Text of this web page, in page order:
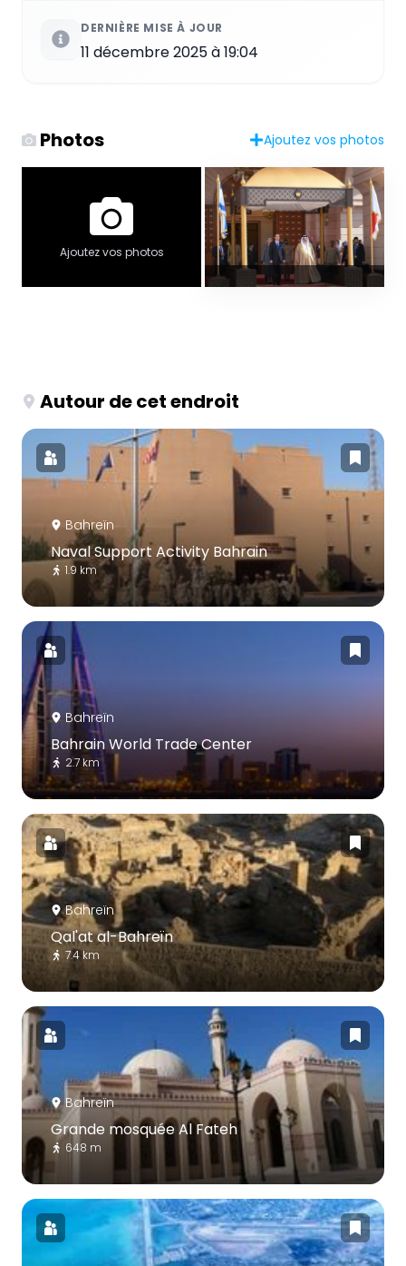
DERNIÈRE MISE À JOUR
11 décembre 2025 à 19:04
Photos Ajoutez vos photos
Ajoutez vos photos
Autour de cet endroit
Bahreïn
Naval Support Activity Bahrain
1.9 km
Bahreïn
Bahrain World Trade Center
2.7 km
Bahreïn
Qal'at al-Bahreïn
7.4 km
Bahreïn
Grande mosquée Al Fateh
648 m